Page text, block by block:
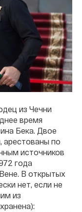
из Чечни
время
Бека. Двое
арестованы по
источников
года
В открытых
нет, если не
из